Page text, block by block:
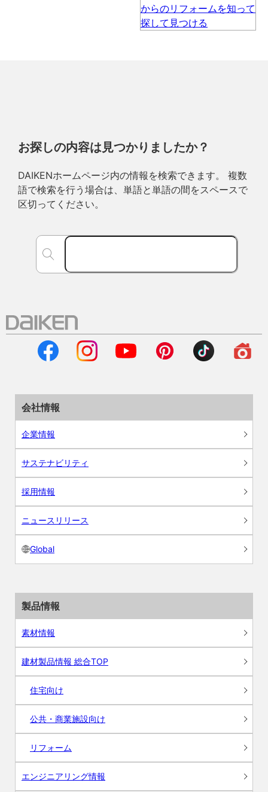
お探しの内容は見つかりましたか？
DAIKENホームページ内の情報を検索できます。 複数
語で検索を行う場合は、単語と単語の間をスペースで
区切ってください。
会社情報
企業情報
サステナビリティ
採用情報
ニュースリリース
Global
製品情報
素材情報
建材製品情報 総合TOP
住宅向け
公共・商業施設向け
リフォーム
エンジニアリング情報